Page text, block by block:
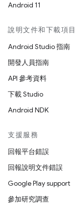
Android 11
說明文件和下載項目
Android Studio 指南
開發人員指南
API 參考資料
下載 Studio
Android NDK
支援服務
回報平台錯誤
回報說明文件錯誤
Google Play support
參加研究調查